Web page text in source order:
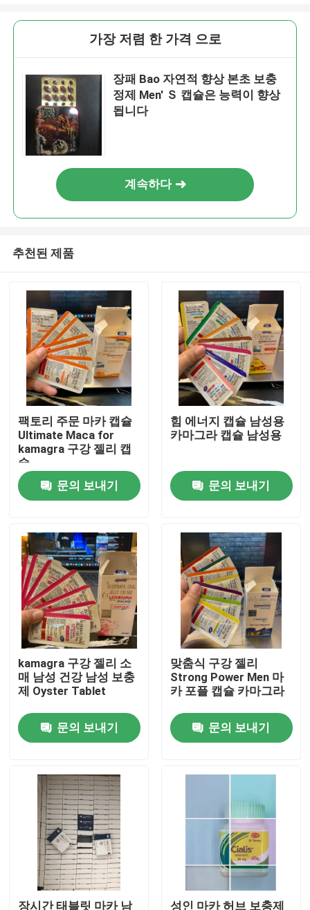
제품
비디오
우리에 대하여
공장 여행
품질 관리
연락주세요
인용문을 요구하세요
사람들 본초 보충
맥어드레스 본초 보충
가장 저렴 한 가격 으로
장패 Bao 자연적 향상 본초 보충
정제 Men′ Ｓ 캡슐은 능력이 향상
됩니다
계속하다
추천된 제품
팩토리 주문 마카 캡슐
Ultimate Maca for
kamagra 구강 젤리 캡
슐
문의 보내기
힘 에너지 캡슐 남성용
카마그라 캡슐 남성용
문의 보내기
kamagra 구강 젤리 소
매 남성 건강 남성 보충
제 Oyster Tablet
문의 보내기
맞춤식 구강 젤리
Strong Power Men 마
카 포플 캡슐 카마그라
문의 보내기
장시간 태블릿 마카 남 성인 마카 허브 보충제